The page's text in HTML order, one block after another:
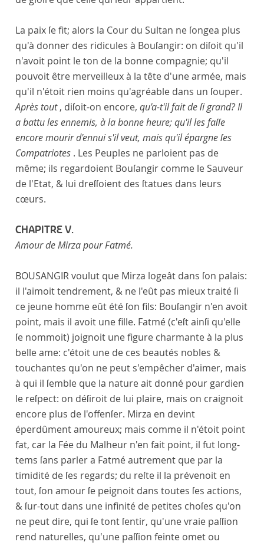
La paix ſe fit; alors la Cour du Sultan ne ſongea plus
qu'à donner des ridicules à Bouſangir: on diſoit qu'il
n'avoit point le ton de la bonne compagnie; qu'il
pouvoit être merveilleux à la tête d'une armée, mais
qu'il n'étoit rien moins qu'agréable dans un ſouper.
Après tout, diſoit-on encore, qu'a-t'il fait de ſi grand? Il
a battu les ennemis, à la bonne heure; qu'il les faſſe
encore mourir d'ennui s'il veut, mais qu'il épargne ſes
Compatriotes . Les Peuples ne parloient pas de
même; ils regardoient Bouſangir comme le Sauveur
de l'Etat, & lui dreſſoient des ſtatues dans leurs
cœurs.
CHAPITRE V.
Amour de Mirza pour Fatmé.
BOUSANGIR voulut que Mirza logeât dans ſon palais:
il l'aimoit tendrement, & ne l'eût pas mieux traité ſi
ce jeune homme eût été ſon fils: Bouſangir n'en avoit
point, mais il avoit une fille. Fatmé (c'eſt ainſi qu'elle
ſe nommoit) joignoit une figure charmante à la plus
belle ame: c'étoit une de ces beautés nobles &
touchantes qu'on ne peut s'empêcher d'aimer, mais
à qui il ſemble que la nature ait donné pour gardien
le reſpect: on déſiroit de lui plaire, mais on craignoit
encore plus de l'offenſer. Mirza en devint
éperdûment amoureux; mais comme il n'étoit point
fat, car la Fée du Malheur n'en fait point, il fut long-
tems ſans parler a Fatmé autrement que par la
timidité de ſes regards; du reſte il la prévenoit en
tout, ſon amour ſe peignoit dans toutes ſes actions,
& ſur-tout dans une infinité de petites choſes qu'on
ne peut dire, qui ſe tont ſentir, qu'une vraie paſſion
rend naturelles, qu'une paſſion feinte omet ou